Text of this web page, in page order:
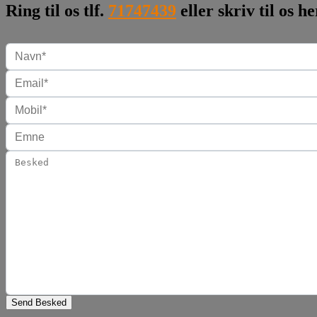
Ring til os tlf. 71747439 eller skriv til os
Send Besked